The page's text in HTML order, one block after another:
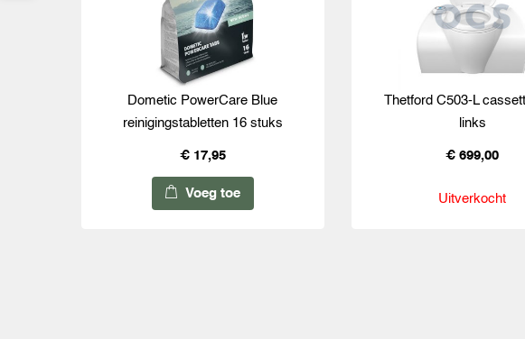
Dometic PowerCare Blue
reinigingstabletten 16 stuks
€ 17,95
Voeg toe
Thetford C503-L
links
€ 699,00
Uitverkocht